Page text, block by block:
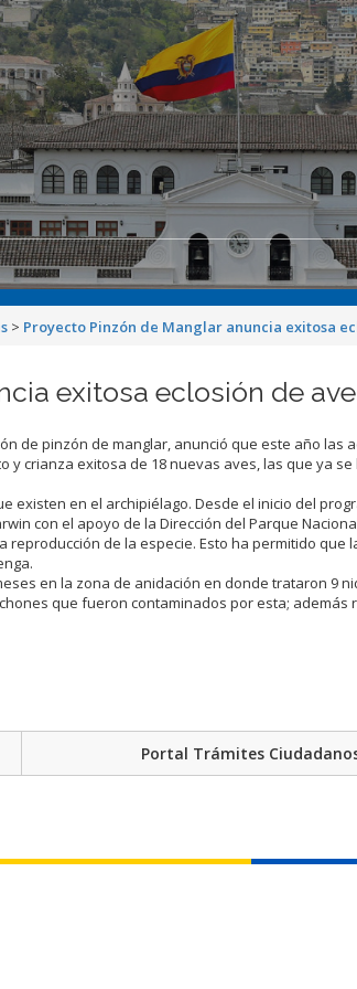
> Proyecto Pinzón de Manglar anuncia exitosa
exitosa eclosión de
de pinzón de manglar, anunció que este año las
crianza exitosa de 18 nuevas aves, las que ya
existen en el archipiélago. Desde el inicio del
con el apoyo de la Dirección del Parque
de la especie. Esto ha permitido que
en la zona de anidación en donde trataron 9
que fueron contaminados por esta; además
Portal Trámites